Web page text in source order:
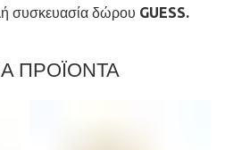
συσκευασία δώρου GUESS.
ΠΡΟΪΟΝΤΑ